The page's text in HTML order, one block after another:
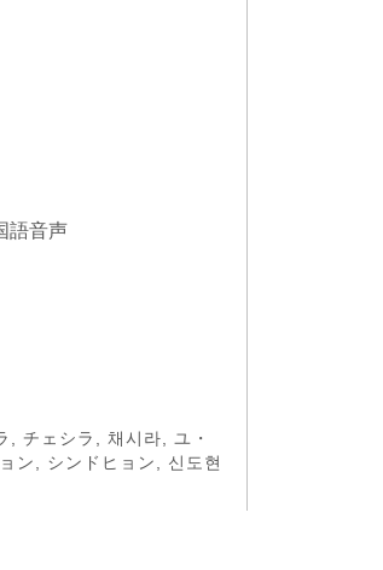
語音声
チェシラ 채시라
ユ・
ン シンドヒョン 신도현